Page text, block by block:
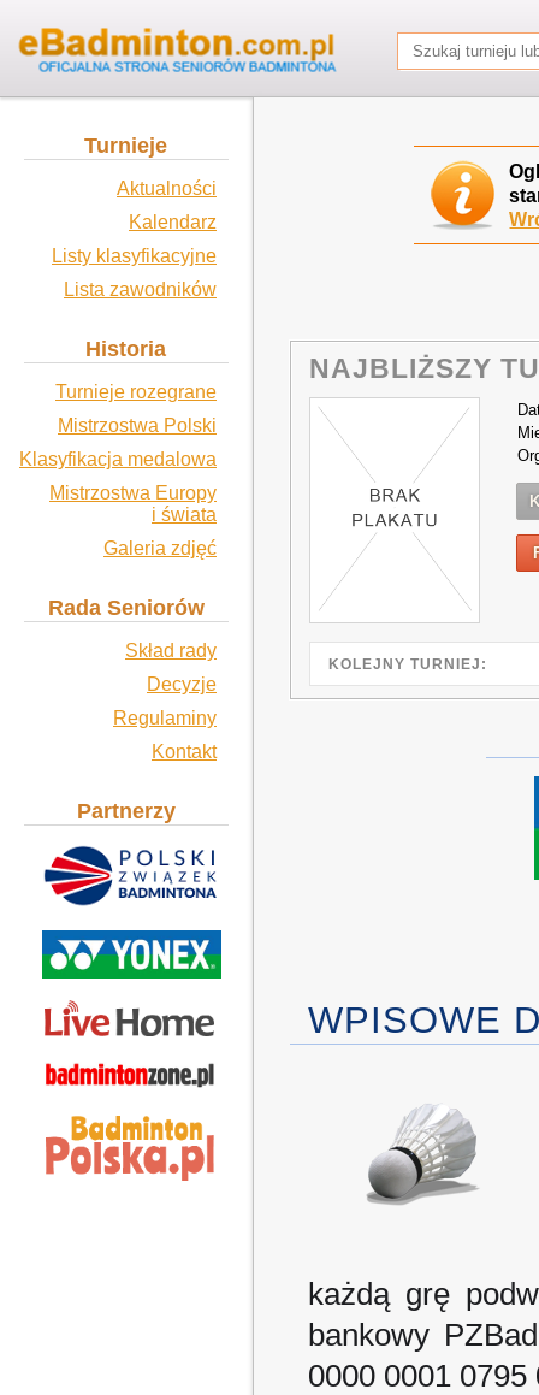
Turnieje
Aktualności
Kalendarz
Listy klasyfikacyjne
Lista zawodników
Historia
Turnieje rozegrane
Mistrzostwa Polski
Klasyfikacja medalowa
Mistrzostwa Europy
i świata
Galeria zdjęć
Rada Seniorów
Skład rady
Decyzje
Regulaminy
Kontakt
Partnerzy
NAJBLIŻSZY
KOLEJNY TURNIEJ:
WPISOWE
każdą grę
bankowy
0000 0001 0795